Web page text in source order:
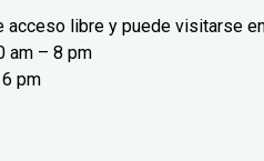
acceso libre y puede visitarse
am – 8 pm
pm